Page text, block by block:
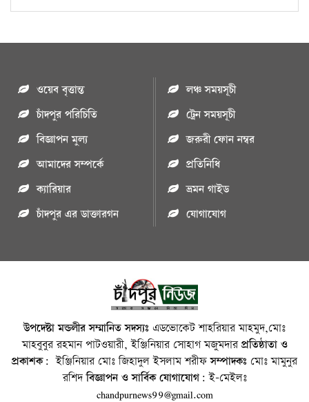
ওয়েব বৃত্তান্ত
চাঁদপুর পরিচিতি
বিজ্ঞাপন মুল্য
আমাদের সম্পর্কে
ক্যারিয়ার
চাঁদপুর এর ডাক্তারগন
লঞ্চ সময়সূচী
ট্রেন সময়সূচী
জরুরী ফোন নম্বর
প্রতিনিধি
ভ্রমন গাইড
যোগাযোগ
উপদেষ্টা মন্ডলীর সম্মানিত সদস্যঃ এডভোকেট শাহরিয়ার মাহমুদ,মোঃ
মাহবুবুর রহমান পাটওয়ারী, ইঞ্জিনিয়ার সোহাগ মজুমদারপ্রতিষ্ঠাতা ও
প্রকাশক: ইঞ্জিনিয়ার মোঃ জিহাদুল ইসলাম শরীফসম্পাদকঃ মোঃ মামুনুর
রশিদবিজ্ঞাপন ও সার্বিক যোগাযোগ: ই-মেইলঃ
chandpurnews99@gmail.com